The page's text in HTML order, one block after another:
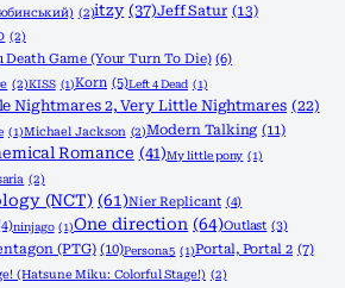
(2)itzy (37)Jeff Satur (13)
(2)
Game (Your Turn To Die) (6)
(2)KISS (1)Korn (5)Left 4 Dead (1)
Nightmares 2, Very Little Nightmares (22)
(1)Michael Jackson (2)Modern Talking (11)
Romance (41)My little pony (1)
(2)
(NCT) (61)Nier Replicant (4)
ninjago (1)One direction (64)Outlast (3)
(PTG) (10)Persona 5 (1)Portal, Portal 2 (7)
(Hatsune Miku: Colorful Stage!) (2)